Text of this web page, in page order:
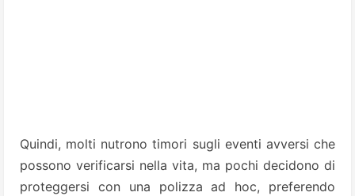
Quindi, molti nutrono timori sugli eventi avversi che
possono verificarsi nella vita, ma pochi decidono di
proteggersi con una polizza ad hoc, preferendo